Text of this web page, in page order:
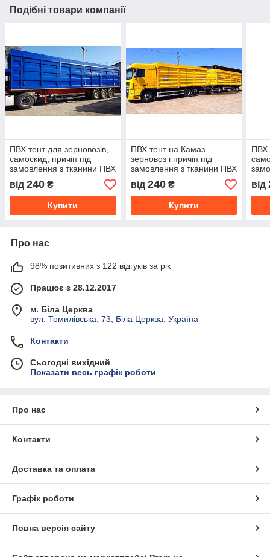
Подібні товари компанії
ПВХ тент для зерновозів,
самоскид, причіп під
замовлення з тканини ПВХ
— Іспанія
від 240 ₴
Купити
ПВХ тент на Камаз
зерновоз і причіп під
замовлення з тканини ПВХ
- Іспанія
від 240₴
Купити
ПВХ
—
від
Про нас
98% позитивних з 122 відгуків за рік
Працює з 28.12.2017
м. Біла Церква
вул. Томилівська, 73, Біла Церква, Україна
Контакти
Сьогодні вихідний
Показати весь графік роботи
Про нас
Контакти
Доставка та оплата
Графік роботи
Повна версія сайту